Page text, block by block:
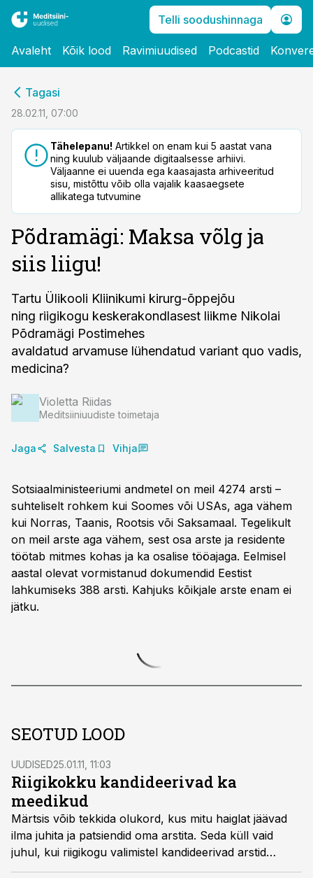
Telli soodushinnaga
Avaleht Kõik lood Ravimiuudised Podcastid
Tagasi
28.02.11, 07:00
Tähelepanu! Artikkel on enam kui 5 aastat vana
ning kuulub väljaande digitaalsesse arhiivi.
Väljaanne ei uuenda ega kaasajasta arhiveeritud
sisu, mistõttu võib olla vajalik kaasaegsete
allikatega tutvumine
Põdramägi: Maksa võlg ja
siis liigu!
Tartu Ülikooli Kliinikumi kirurg-õppejõu
ning riigikogu keskerakondlasest liikme Nikolai
Põdramägi Postimehes
avaldatud arvamuse lühendatud variant quo vadis,
medicina?
Violetta Riidas
Meditsiiniuudiste toimetaja
Jaga Salvesta Vihja
Sotsiaalministeeriumi andmetel on meil 4274 arsti –
suhteliselt rohkem kui Soomes või USAs, aga vähem
kui Norras, Taanis, Rootsis või Saksamaal. Tegelikult
on meil arste aga vähem, sest osa arste ja residente
töötab mitmes kohas ja ka osalise tööajaga. Eelmisel
aastal olevat vormistanud dokumendid Eestist
lahkumiseks 388 arsti. Kahjuks kõikjale arste enam ei
jätku.
SEOTUD LOOD
UUDISED25.01.11, 11:03
Riigikokku kandideerivad ka
meedikud
Märtsis võib tekkida olukord, kus mitu haiglat jäävad
ilma juhita ja patsiendid oma arstita. Seda küll vaid
juhul, kui riigikogu valimistel kandideerivad arstid
piisavalt hääli koguvad ja valituks osutuvad. Med24